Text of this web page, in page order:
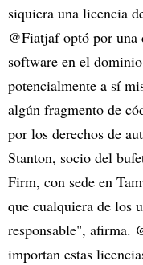
siquiera una licencia
@Fiatjaf optó por
software en el
potencialmente a sí
algún fragmento de
por los derechos de
Stanton, socio del
Firm, con sede en
que cualquiera de los
responsable", afirma.
importan estas